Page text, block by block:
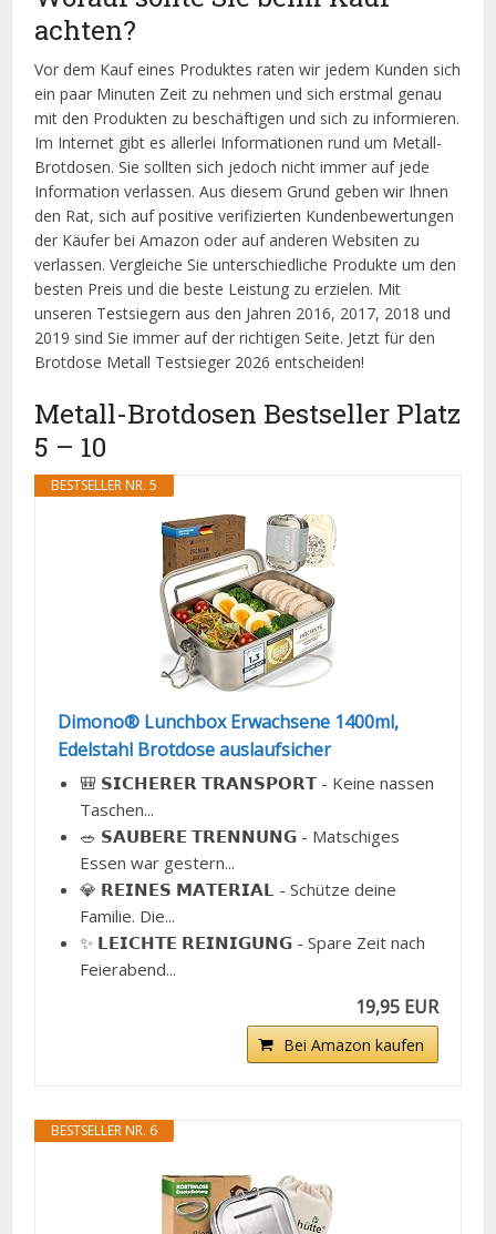
achten?
Vor dem Kauf eines Produktes raten wir jedem Kunden sich
ein paar Minuten Zeit zu nehmen und sich erstmal genau
mit den Produkten zu beschäftigen und sich zu informieren.
Im Internet gibt es allerlei Informationen rund um Metall-
Brotdosen. Sie sollten sich jedoch nicht immer auf jede
Information verlassen. Aus diesem Grund geben wir Ihnen
den Rat, sich auf positive verifizierten Kundenbewertungen
der Käufer bei Amazon oder auf anderen Websiten zu
verlassen. Vergleiche Sie unterschiedliche Produkte um den
besten Preis und die beste Leistung zu erzielen. Mit
unseren Testsiegern aus den Jahren 2016, 2017, 2018 und
2019 sind Sie immer auf der richtigen Seite. Jetzt für den
Brotdose Metall Testsieger 2026 entscheiden!
Metall-Brotdosen Bestseller Platz
5 – 10
BESTSELLER NR. 5
Dimono® Lunchbox Erwachsene 1400ml,
Edelstahl Brotdose auslaufsicher
🎒 𝗦𝗜𝗖𝗛𝗘𝗥𝗘𝗥 𝗧𝗥𝗔𝗡𝗦𝗣𝗢𝗥𝗧 - Keine nassen
Taschen...
🥗 𝗦𝗔𝗨𝗕𝗘𝗥𝗘 𝗧𝗥𝗘𝗡𝗡𝗨𝗡𝗚 - Matschiges
Essen war gestern...
💎 𝗥𝗘𝗜𝗡𝗘𝗦 𝗠𝗔𝗧𝗘𝗥𝗜𝗔𝗟 - Schütze deine
Familie. Die...
✨ 𝗟𝗘𝗜𝗖𝗛𝗧𝗘 𝗥𝗘𝗜𝗡𝗜𝗚𝗨𝗡𝗚 - Spare Zeit nach
Feierabend...
19,95 EUR
Bei Amazon kaufen
BESTSELLER NR. 6